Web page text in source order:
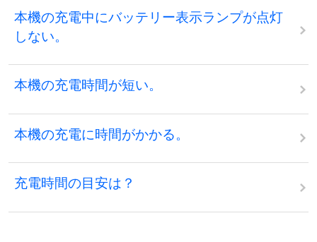
本機の充電中にバッテリー表示ランプが点灯
しない。
本機の充電時間が短い。
本機の充電に時間がかかる。
充電時間の目安は？